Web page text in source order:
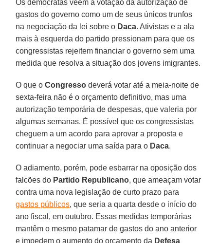
Os democratas veem a votação da autorização de
gastos do governo como um de seus únicos trunfos
na negociação da lei sobre o Daca. Ativistas e a ala
mais à esquerda do partido pressionam para que os
congressistas rejeitem financiar o governo sem uma
medida que resolva a situação dos jovens imigrantes.
O que oCongresso deverá votar até a meia-noite de
sexta-feira não é o orçamento definitivo, mas uma
autorização temporária de despesas, que valeria por
algumas semanas. É possível que os congressistas
cheguem a um acordo para aprovar a proposta e
continuar a negociar uma saída para o Daca.
O adiamento, porém, pode esbarrar na oposição dos
falcões do Partido Republicano, que ameaçam votar
contra uma nova legislação de curto prazo para
gastos públicos, que seria a quarta desde o início do
ano fiscal, em outubro. Essas medidas temporárias
mantêm o mesmo patamar de gastos do ano anterior
e impedem o aumento do orçamento da Defesa